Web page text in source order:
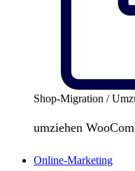
Shop-Migration /
umziehen
Online-Marketing